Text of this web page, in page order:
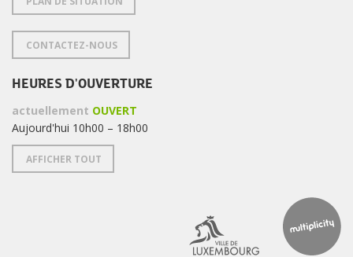
CONTACTEZ-NOUS
HEURES D'OUVERTURE
actuellement OUVERT
Aujourd'hui 10h00 – 18h00
AFFICHER TOUT